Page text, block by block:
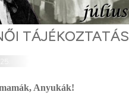
TÁJÉKOZTATÁS
Anyukák!